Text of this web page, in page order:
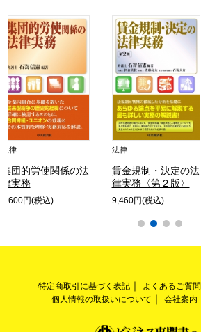
法律
集団的労使関係の法
律実務
6,600円(税込)
法律
賃金規制・決定の法
律実務〈第２版〉
9,460円(税込)
特定商取引に基づく表記 よくあるご質問
個人情報の取扱いについて
会社案内